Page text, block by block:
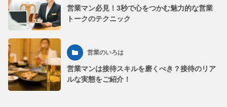
営業マン必見！3秒で心をつかむ魅力的な営業
トークのテクニック
営業のいろは
営業マンは接待スキルを磨くべき？接待のリア
ルな実態をご紹介！